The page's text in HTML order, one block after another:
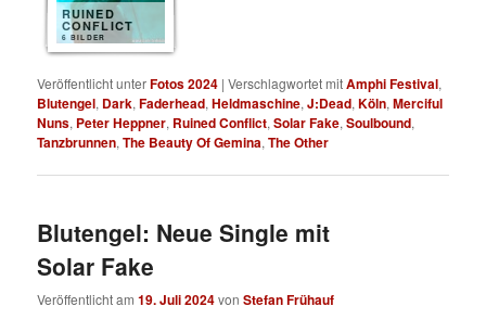
RUINED
CONFLICT
6 BILDER
Veröffentlicht unterFotos 2024 |Verschlagwortet mitAmphi Festival,
Blutengel, Dark,Faderhead,Heldmaschine,J:Dead,Köln,Merciful
Nuns, Peter Heppner, Ruined Conflict,Solar Fake,Soulbound,
Tanzbrunnen,The Beauty Of Gemina,The Other
Blutengel: Neue Single mit
Solar Fake
Veröffentlicht am19. Juli 2024vonStefan Frühauf